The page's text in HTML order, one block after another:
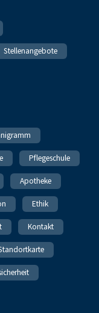
Stellenangebote
Pflegeschule
Apotheke
Ethik
Kontakt